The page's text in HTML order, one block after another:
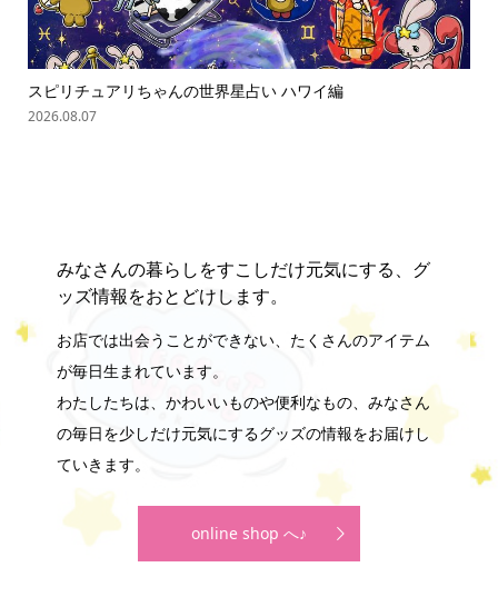
スピリチュアリちゃんの世界星占い ハワイ編
2026.08.07
みなさんの暮らしをすこしだけ元気にする、グ
ッズ情報をおとどけします。
お店では出会うことができない、たくさんのアイテム
が毎日生まれています。
わたしたちは、かわいいものや便利なもの、みなさん
の毎日を少しだけ元気にするグッズの情報をお届けし
ていきます。
online shop へ♪